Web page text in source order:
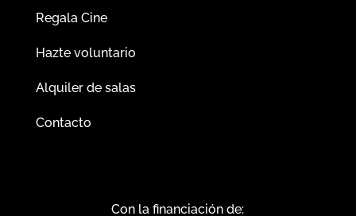
Regala Cine
Hazte voluntario
Alquiler de salas
Contacto
Con la financiación de: